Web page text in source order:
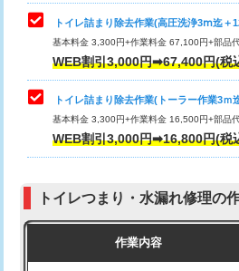
トイレ詰まり除去作業(高圧洗浄3ⅿ迄＋
基本料金 3,300円+作業料金 67,100円+部品
WEB割引3,000円➡67,400円(税
トイレ詰まり除去作業(トーラー作業3ｍ
基本料金 3,300円+作業料金 16,500円+部品
WEB割引3,000円➡16,800円(税
トイレつまり・水漏れ修理の
作業内容